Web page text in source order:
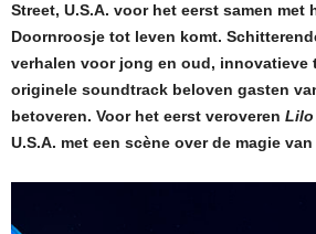
Street, U.S.A. voor het eerst samen met
Doornroosje tot leven komt.
verhalen voor jong en oud, innovatieve
originele soundtrack beloven gasten
betoveren. Voor het eerst veroveren Lilo
U.S.A. met een scène over de magie